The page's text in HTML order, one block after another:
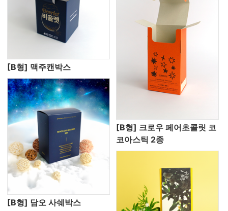
[B형] 맥주캔박스
[B형] 담오 사쉐박스
[B형] 크로우 페어초콜릿 코
코아스틱 2종